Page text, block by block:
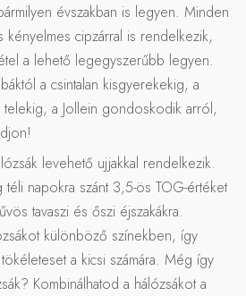
évszakban is legyen. Minden
kényelmes cipzárral is rendelkezik,
a lehető legegyszerűbb legyen.
a csintalan kisgyerekekig, a
a Jollein gondoskodik arról,
levehető ujjakkal rendelkezik.
téli napokra szánt 3,5-ös TOG-értéket
tavaszi és őszi éjszakákra.
különböző színekben, így
a kicsi számára. Még így
Kombinálhatod a hálózsákot a